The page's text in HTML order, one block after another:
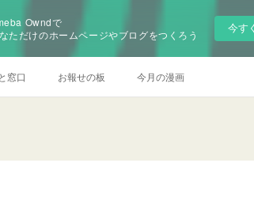
Owndで
ただけのホームページやブログをつくろう
今す
窓口 お報せの板 今月の漫画